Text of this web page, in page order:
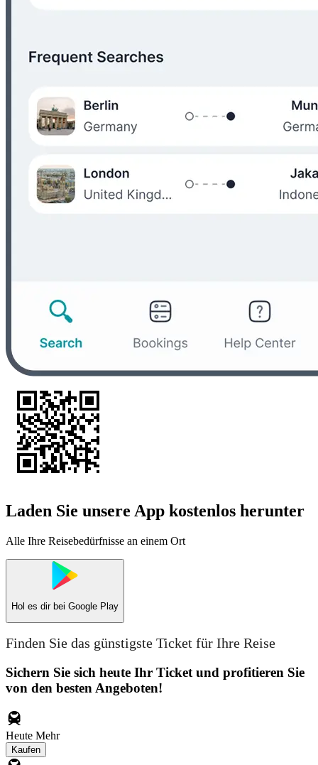
Laden Sie unsere App kostenlos herunter
Alle Ihre Reisebedürfnisse an einem Ort
Hol es dir bei Google Play
Finden Sie das günstigste Ticket für Ihre Reise
Sichern Sie sich heute Ihr Ticket und profitieren Sie
von den besten Angeboten!
Heute Mehr
Kaufen